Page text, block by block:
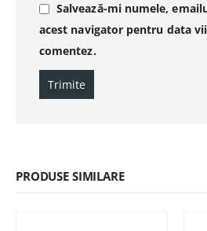
Salvează-mi numele,
acest navigator pentru data
comentez.
PRODUSE SIMILARE